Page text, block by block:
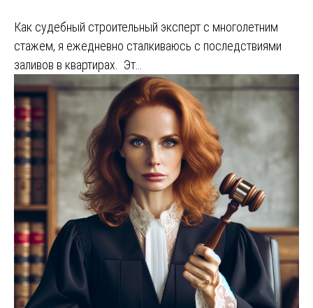
Как судебный строительный эксперт с многолетним
стажем, я ежедневно сталкиваюсь с последствиями
заливов в квартирах. Эт…